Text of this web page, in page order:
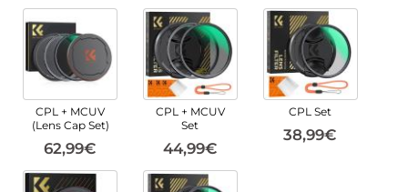
CPL + MCUV
(Lens Cap Set)
62,99€
CPL + MCUV
Set
44,99€
CPL Set
38,99€